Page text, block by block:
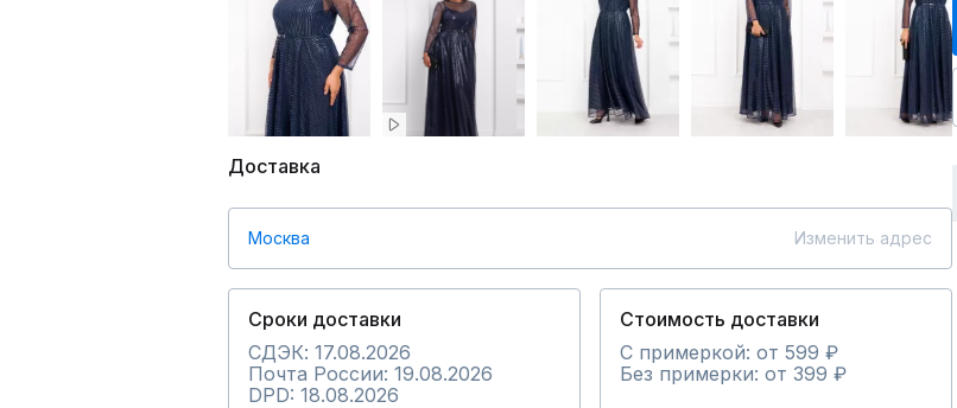
Доставка
Москва Изменить адрес
Сроки доставки
СДЭК: 17.08.2026
Почта России: 19.08.2026
DPD: 18.08.2026
Стоимость доставки
С примеркой: от 599 ₽
Без примерки: от 399 ₽